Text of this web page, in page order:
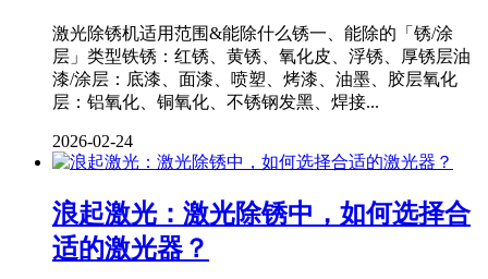
激光除锈机适用范围&能除什么锈一、能除的「锈/涂
层」类型铁锈：红锈、黄锈、氧化皮、浮锈、厚锈层油
漆/涂层：底漆、面漆、喷塑、烤漆、油墨、胶层氧化
层：铝氧化、铜氧化、不锈钢发黑、焊接...
2026-02-24
浪起激光：激光除锈中，如何选择合
适的激光器？